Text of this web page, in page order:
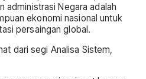
administrasi Negara adalah
ekonomi nasional untuk
persaingan global.
dari segi Analisa Sistem,